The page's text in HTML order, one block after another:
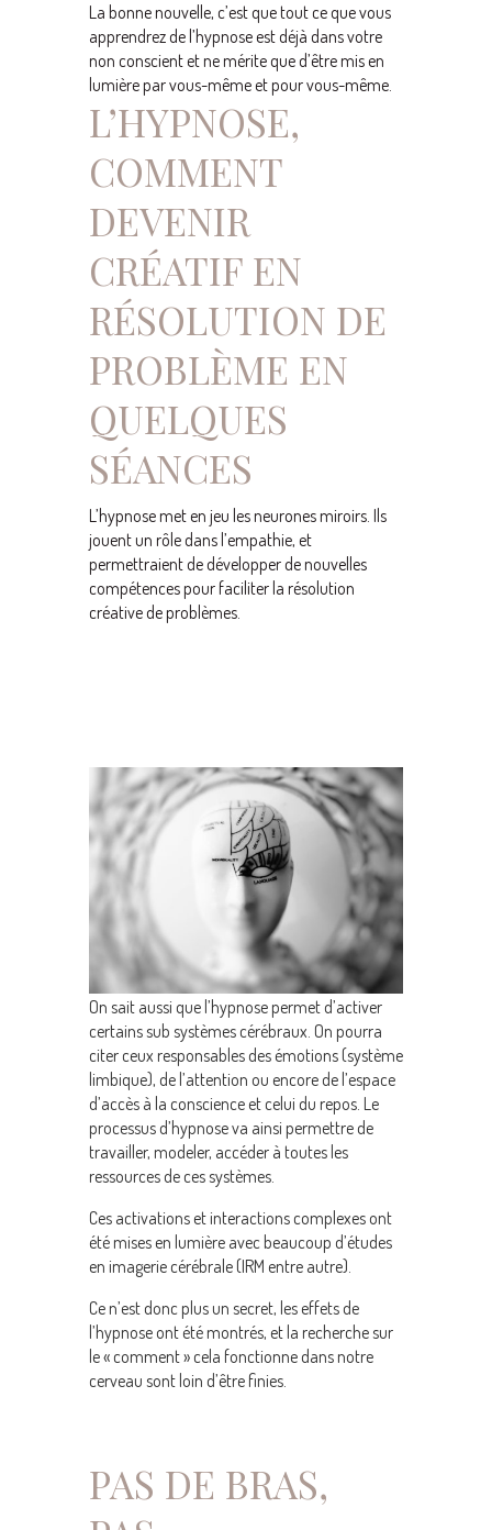
La bonne nouvelle, c’est que tout ce que vous
apprendrez de l’hypnose est déjà dans votre
non conscient et ne mérite que d’être mis en
lumière par vous-même et pour vous-même.
L’HYPNOSE,
COMMENT
DEVENIR
CRÉATIF EN
RÉSOLUTION DE
PROBLÈME EN
QUELQUES
SÉANCES
L’hypnose met en jeu les neurones miroirs. Ils
jouent un rôle dans l’empathie, et
permettraient de développer de nouvelles
compétences pour faciliter la résolution
créative de problèmes.
On sait aussi que l’hypnose permet d’activer
certains sub systèmes cérébraux. On pourra
citer ceux responsables des émotions (système
limbique), de l’attention ou encore de l’espace
d’accès à la conscience et celui du repos. Le
processus d’hypnose va ainsi permettre de
travailler, modeler, accéder à toutes les
ressources de ces systèmes.
Ces activations et interactions complexes ont
été mises en lumière avec beaucoup d’études
en imagerie cérébrale (IRM entre autre).
Ce n’est donc plus un secret, les effets de
l’hypnose ont été montrés, et la recherche sur
le « comment » cela fonctionne dans notre
cerveau sont loin d’être finies.
PAS DE BRAS,